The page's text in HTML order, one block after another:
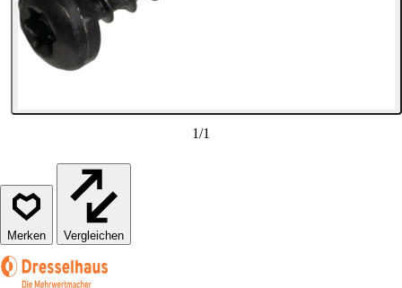
1/1
Vergleichen